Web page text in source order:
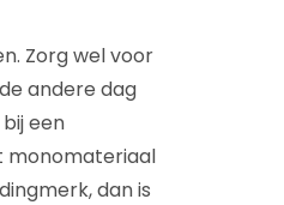
Zorg wel voor
andere dag
een
monomateriaal
dan is